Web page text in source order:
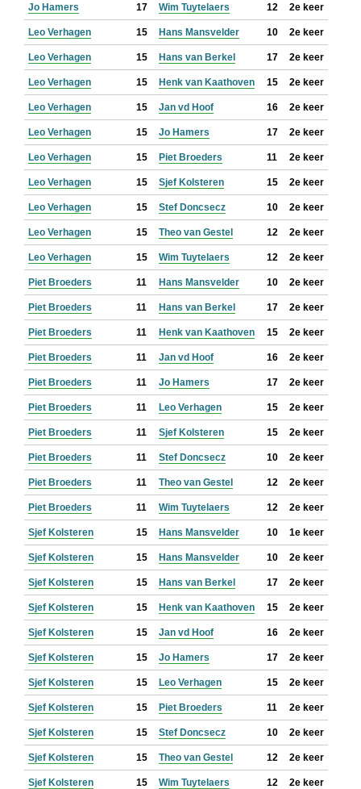
Jo Hamers 17 Wim Tuytelaers 12 2e keer
Leo Verhagen 15 Hans Mansvelder 10 2e keer
Leo Verhagen 15 Hans van Berkel 17 2e keer
Leo Verhagen 15 Henk van Kaathoven 15 2e keer
Leo Verhagen 15 Jan vd Hoof 16 2e keer
Leo Verhagen 15 Jo Hamers 17 2e keer
Leo Verhagen 15 Piet Broeders 11 2e keer
Leo Verhagen 15 Sjef Kolsteren 15 2e keer
Leo Verhagen 15 Stef Doncsecz 10 2e keer
Leo Verhagen 15 Theo van Gestel 12 2e keer
Leo Verhagen 15 Wim Tuytelaers 12 2e keer
Piet Broeders 11 Hans Mansvelder 10 2e keer
Piet Broeders 11 Hans van Berkel 17 2e keer
Piet Broeders 11 Henk van Kaathoven 15 2e keer
Piet Broeders 11 Jan vd Hoof 16 2e keer
Piet Broeders 11 Jo Hamers 17 2e keer
Piet Broeders 11 Leo Verhagen 15 2e keer
Piet Broeders 11 Sjef Kolsteren 15 2e keer
Piet Broeders 11 Stef Doncsecz 10 2e keer
Piet Broeders 11 Theo van Gestel 12 2e keer
Piet Broeders 11 Wim Tuytelaers 12 2e keer
Sjef Kolsteren 15 Hans Mansvelder 10 1e keer
Sjef Kolsteren 15 Hans Mansvelder 10 2e keer
Sjef Kolsteren 15 Hans van Berkel 17 2e keer
Sjef Kolsteren 15 Henk van Kaathoven 15 2e keer
Sjef Kolsteren 15 Jan vd Hoof 16 2e keer
Sjef Kolsteren 15 Jo Hamers 17 2e keer
Sjef Kolsteren 15 Leo Verhagen 15 2e keer
Sjef Kolsteren 15 Piet Broeders 11 2e keer
Sjef Kolsteren 15 Stef Doncsecz 10 2e keer
Sjef Kolsteren 15 Theo van Gestel 12 2e keer
Sjef Kolsteren 15 Wim Tuytelaers 12 2e keer